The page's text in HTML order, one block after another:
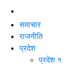
समाचार
राजनीति
प्रदेश
प्रदेश १